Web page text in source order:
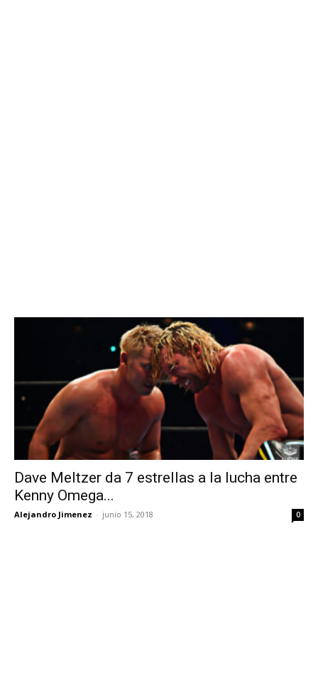
Dave Meltzer da 7 estrellas a la lucha entre
Kenny Omega...
Alejandro Jimenez - junio 15, 2018 0